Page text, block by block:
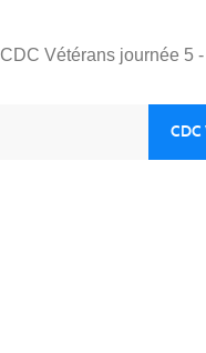
CDC Vétérans journée 5
CDC